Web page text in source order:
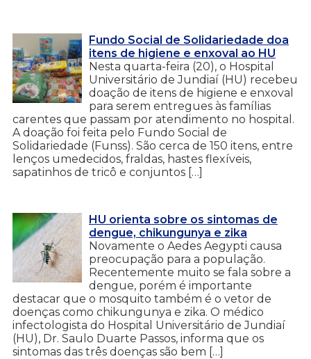
Fundo Social de Solidariedade doa
itens de higiene e enxoval ao HU
Nesta quarta-feira (20), o Hospital
Universitário de Jundiaí (HU) recebeu
doação de itens de higiene e enxoval
para serem entregues às famílias
carentes que passam por atendimento no hospital.
A doação foi feita pelo Fundo Social de
Solidariedade (Funss). São cerca de 150 itens, entre
lenços umedecidos, fraldas, hastes flexíveis,
sapatinhos de tricô e conjuntos […]
HU orienta sobre os sintomas de
dengue, chikungunya e zika
Novamente o Aedes Aegypti causa
preocupação para a população.
Recentemente muito se fala sobre a
dengue, porém é importante
destacar que o mosquito também é o vetor de
doenças como chikungunya e zika. O médico
infectologista do Hospital Universitário de Jundiaí
(HU), Dr. Saulo Duarte Passos, informa que os
sintomas das três doenças são bem […]